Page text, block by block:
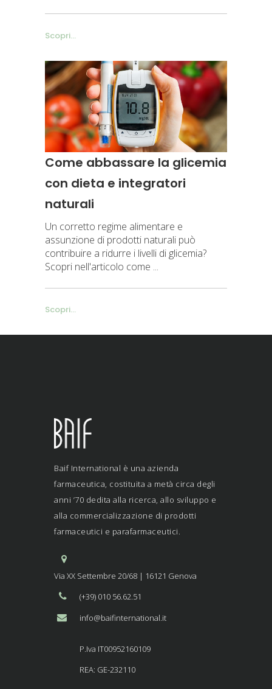
Scopri...
Come abbassare la glicemia
con dieta e integratori
naturali
Un corretto regime alimentare e
assunzione di prodotti naturali può
contribuire a ridurre i livelli di glicemia?
Scopri nell'articolo come
Scopri...
Baif International è una azienda
farmaceutica, costituita a metà circa degli
anni ’70 dedita alla ricerca, allo sviluppo e
alla commercializzazione di prodotti
farmaceutici e parafarmaceutici.
Via XX Settembre 20/68 | 16121 Genova
(+39) 010 56.62.51
info@baifinternational.it
P.Iva IT00952160109
REA: GE-232110